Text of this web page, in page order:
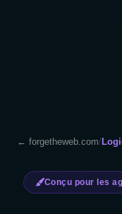
← forgetheweb.com/
Conçu pour les